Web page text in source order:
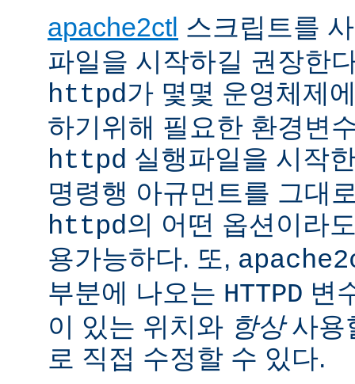
apache2ctl 스크립트를
파일을 시작하길 권장한
httpd가 몇몇 운영체제
하기위해 필요한 환경변
httpd 실행파일을 시작
명령행 아규먼트를 그대
httpd의 어떤 옵션이라
용가능하다. 또,
부분에 나오는 HTTPD 변
이 있는 위치와 항상사용
로 직접 수정할 수 있다.